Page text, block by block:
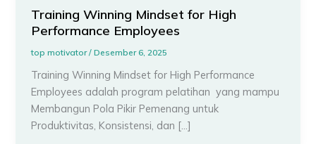
Training Winning Mindset for High
Performance Employees
top motivator/Desember 6, 2025
Training Winning Mindset for High Performance
Employees adalah program pelatihan yang mampu
Membangun Pola Pikir Pemenang untuk
Produktivitas, Konsistensi, dan […]